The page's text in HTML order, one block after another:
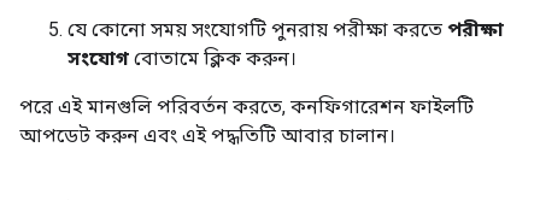
যে কোনো সময় সংযোগটি পুনরায় পরীক্ষা করতে পরীক্ষা
সংযোগ বোতামে ক্লিক করুন।
পরে এই মানগুলি পরিবর্তন করতে, কনফিগারেশন ফাইলটি
আপডেট করুন এবং এই পদ্ধতিটি আবার চালান।